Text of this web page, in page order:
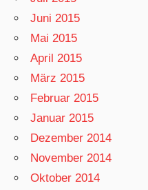
Juni 2015
Mai 2015
April 2015
März 2015
Februar 2015
Januar 2015
Dezember 2014
November 2014
Oktober 2014